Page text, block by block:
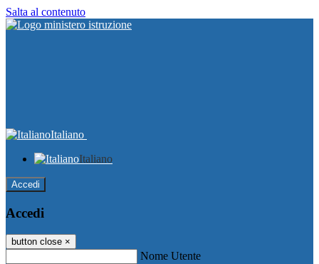
Salta al contenuto
Italiano
Italiano
Accedi
Accedi
button close ×
Nome Utente